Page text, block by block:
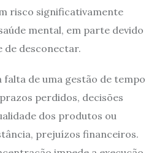
risco significativamente
mental, em parte devido
de desconectar.
de uma gestão de tempo
perdidos, decisões
dos produtos ou
prejuízos financeiros.